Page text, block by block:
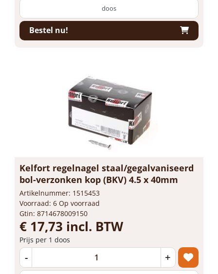
doos
Bestel nu!
Kelfort regelnagel staal/gegalvaniseerd
bol-verzonken kop (BKV) 4.5 x 40mm
Artikelnummer: 1515453
Voorraad: 6 Op voorraad
Gtin: 8714678009150
€ 17,73 incl. BTW
Prijs per 1 doos
- +